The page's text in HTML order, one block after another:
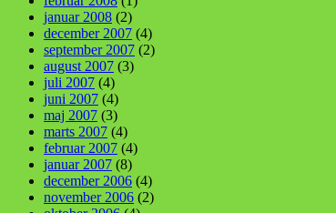
januar 2008 (2)
december 2007 (4)
september 2007 (2)
august 2007 (3)
juli 2007 (4)
juni 2007 (4)
maj 2007 (3)
marts 2007 (4)
februar 2007 (4)
januar 2007 (8)
december 2006 (4)
november 2006 (2)